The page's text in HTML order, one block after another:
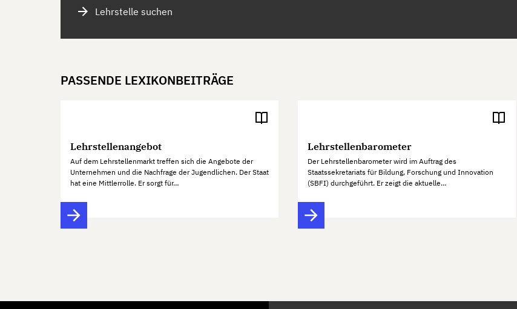
Lehrstelle suchen
PASSENDE LEXIKONBEITRÄGE
Lehrstellenangebot
Auf dem Lehrstellenmarkt treffen sich die Angebote der
Unternehmen und die Nachfrage der Jugendlichen. Der Staat
hat eine Mittlerrolle. Er sorgt für…
Lehrstellenbarometer
Der Lehrstellenbarometer wird im Auftrag des
Staatssekretariats für Bildung, Forschung und Innovation
(SBFI) durchgeführt. Er zeigt die aktuelle…